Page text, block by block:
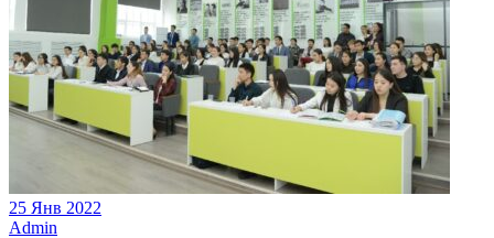
25 Янв 2022
Admin